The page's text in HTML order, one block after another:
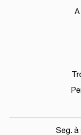
A
Seg. à